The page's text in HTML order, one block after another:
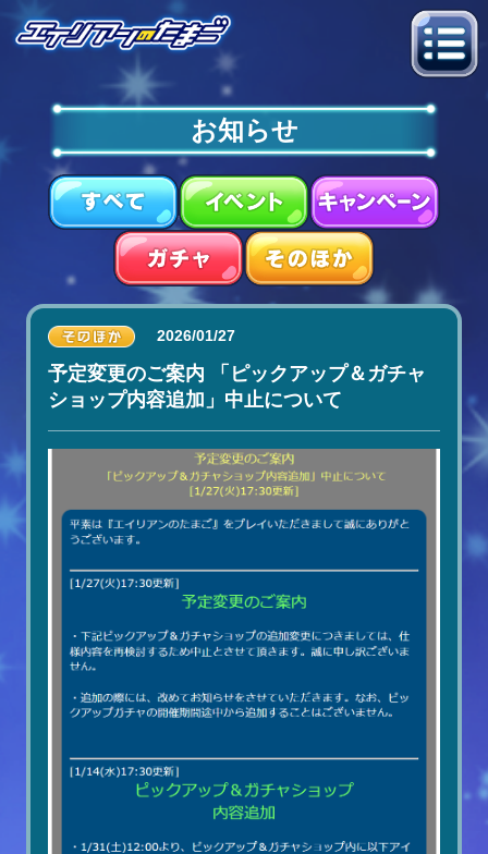
お知らせ
2026/01/27
予定変更のご案内 「ピックアップ＆ガチャ
ショップ内容追加」中止について